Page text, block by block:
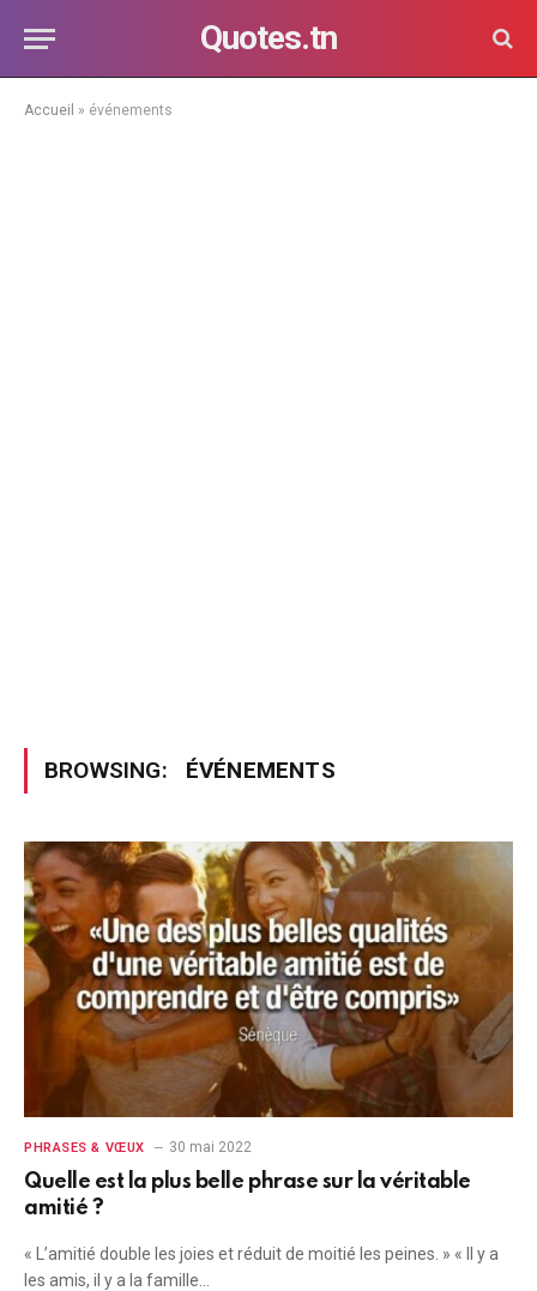
Quotes.tn
Accueil » événements
BROWSING: ÉVÉNEMENTS
PHRASES & VŒUX 30 mai 2022
Quelle est la plus belle phrase sur la véritable
amitié ?
« L’amitié double les joies et réduit de moitié les peines. » « Il y a
les amis, il y a la famille…